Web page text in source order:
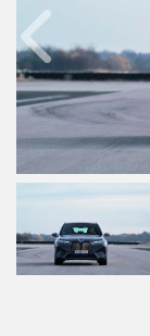
Anterior